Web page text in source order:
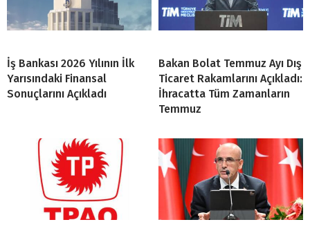
İş Bankası 2026 Yılının İlk
Yarısındaki Finansal
Sonuçlarını Açıkladı
Bakan Bolat Temmuz Ayı Dış
Ticaret Rakamlarını Açıkladı:
İhracatta Tüm Zamanların
Temmuz